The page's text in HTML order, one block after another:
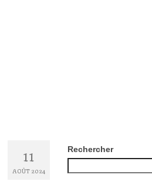
11
AOÛT 2024
Rechercher